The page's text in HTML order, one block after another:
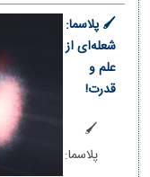
🖌 پلاسما:
شعله‌ای از
علم و
قدرت!
🖌
پلاسما: